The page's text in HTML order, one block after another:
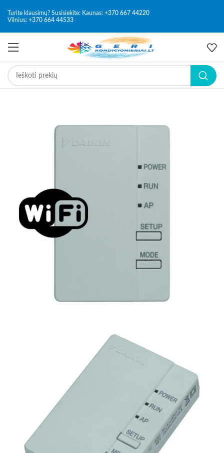
Turite klausimų? Susisiekite: Kaunas: +370 667 44220
Vilnius: +370 664 44533